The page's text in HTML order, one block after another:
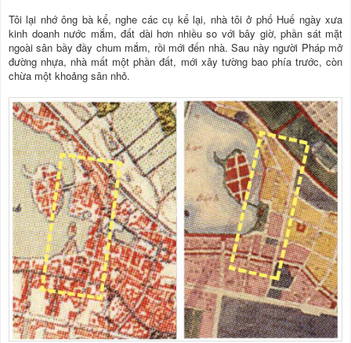
Tôi lại nhớ ông bà kể, nghe các cụ kể lại, nhà tôi ở phố Huế ngày xưa
kinh doanh nước mắm, đất dài hơn nhiều so với bây giờ, phần sát mặt
ngoài sân bầy đầy chum mắm, rồi mới đến nhà. Sau này người Pháp mở
đường nhựa, nhà mất một phần đất, mới xây tường bao phía trước, còn
chừa một khoảng sân nhỏ.